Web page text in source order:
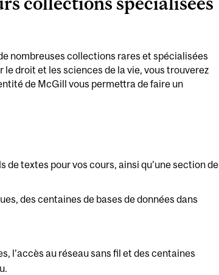
nombreuses collections rares et spécialisées
droit et les sciences de la vie, vous trouverez
de McGill vous permettra de faire un
textes pour vos cours, ainsi qu’une section de
des centaines de bases de données dans
l’accès au réseau sans fil et des centaines